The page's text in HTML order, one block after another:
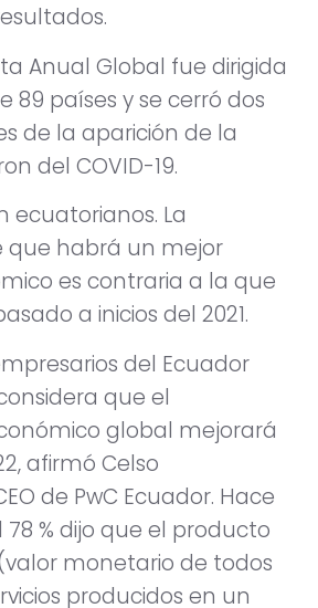
Anual Global fue dirigida
89 países y se cerró dos
de la aparición de la
del COVID-19.
ecuatorianos. La
que habrá un mejor
es contraria a la que
a inicios del 2021.
del Ecuador
que el
global mejorará
afirmó Celso
de PwC Ecuador. Hace
78 % dijo que el producto
monetario de todos
producidos en un